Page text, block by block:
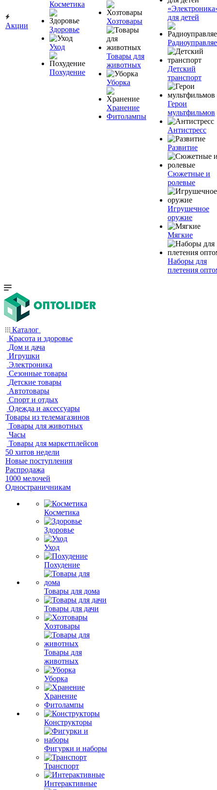
Акции
Косметика
Здоровье
Уход
Похудение
Хозтовары
Товары для
животных
Уборка
Хранение
Фитолампы
для детей
Детский
транспорт
Герои
мультфильмов
Антистресс
Развитие
Сюжетные и
ролевые
Игрушечное
оружие
Мягкие
Наборы для
плетения
Каталог
Красота и здоровье
Дом и дача
Игрушки
Электроника
Сезонные товары
Детские товары
Автотовары
Спорт и отдых
Одежда и аксессуары
Товары из телемагазинов
Товары для животных
Часы
Товары для маркетплейсов
50 хитов недели
Новые поступления
Распродажа
1000 мелочей
Одностраничникам
Косметика
Здоровье
Уход
Похудение
Товары для дома
Товары для дачи
Хозтовары
Товары для
животных
Уборка
Хранение
Фитолампы
Конструкторы
Фигурки и наборы
Транспорт
Интерактивные